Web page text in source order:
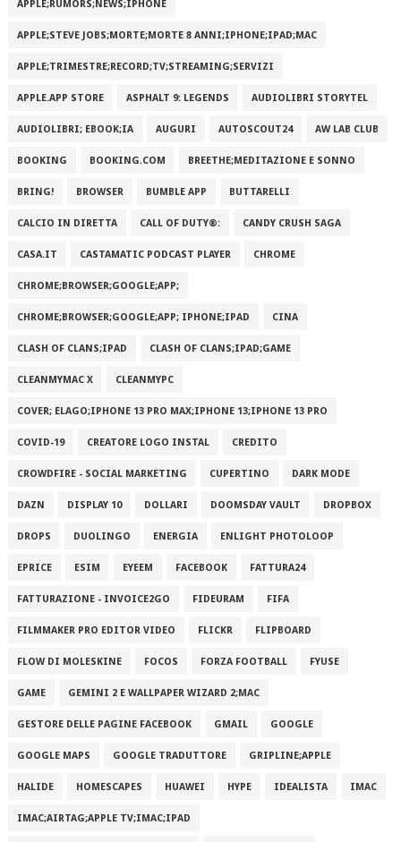
APPLE;RUMORS;NEWS;IPHONE
APPLE;STEVE JOBS;MORTE;MORTE 8 ANNI;IPHONE;IPAD;MAC
APPLE;TRIMESTRE;RECORD;TV;STREAMING;SERVIZI
APPLE.APP STORE ASPHALT 9: LEGENDS AUDIOLIBRI STORYTEL
AUDIOLIBRI; EBOOK;IA AUGURI AUTOSCOUT24 AW LAB CLUB
BOOKING BOOKING.COM BREETHE;MEDITAZIONE E SONNO
BRING! BROWSER BUMBLE APP BUTTARELLI
CALCIO IN DIRETTA CALL OF DUTY®: CANDY CRUSH SAGA
CASA.IT CASTAMATIC PODCAST PLAYER CHROME
CHROME;BROWSER;GOOGLE;APP;
CHROME;BROWSER;GOOGLE;APP; IPHONE;IPAD CINA
CLASH OF CLANS;IPAD CLASH OF CLANS;IPAD;GAME
CLEANMYMAC X CLEANMYPC
COVER; ELAGO;IPHONE 13 PRO MAX;IPHONE 13;IPHONE 13 PRO
COVID-19 CREATORE LOGO INSTAL CREDITO
CROWDFIRE - SOCIAL MARKETING CUPERTINO DARK MODE
DAZN DISPLAY 10 DOLLARI DOOMSDAY VAULT DROPBOX
DROPS DUOLINGO ENERGIA ENLIGHT PHOTOLOOP
EPRICE ESIM EYEEM FACEBOOK FATTURA24
FATTURAZIONE - INVOICE2GO FIDEURAM FIFA
FILMMAKER PRO EDITOR VIDEO FLICKR FLIPBOARD
FLOW DI MOLESKINE FOCOS FORZA FOOTBALL FYUSE
GAME GEMINI 2 E WALLPAPER WIZARD 2;MAC
GESTORE DELLE PAGINE FACEBOOK GMAIL GOOGLE
GOOGLE MAPS GOOGLE TRADUTTORE GRIPLINE;APPLE
HALIDE HOMESCAPES HUAWEI HYPE IDEALISTA IMAC
IMAC;AIRTAG;APPLE TV;IMAC;IPAD